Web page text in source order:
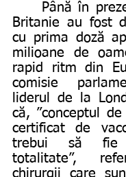
Britanie au fost
cu prima doză
milioane de
rapid ritm din
comisie
liderul de la
că, ”conceptul
certificat de
trebui să fie
totalitate”,
chirurgii care